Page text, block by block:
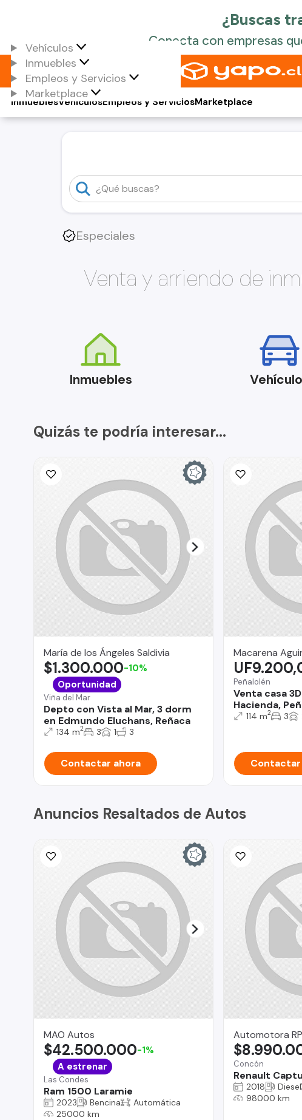
Vehículos
Inmuebles
Empleos y Servicios
Marketplace
Vehículos
Inmuebles Empleos y ServiciosMarketplace
Especiales
Venta y arriendo de
Inmuebles
Quizás te podría interesar...
María de los Ángeles Saldivia
Viña del Mar
Depto con Vista al Mar, 3 dorm
en Edmundo Eluchans, Reñaca
$1.300.000-10%
Oportunidad
134 m2 3 1 3
Contactar ahora
Macarena
Peñalolén
Venta casa
Hacienda,
114 m2 3
Contactar
Anuncios Resaltados de Autos
MAO Autos
Las Condes
Ram 1500 Laramie
$42.500.000-1%
A estrenar
2023 Bencina
Automática
25000 km
Automotora
Concón
Renault
2018 Diesel
98000 km